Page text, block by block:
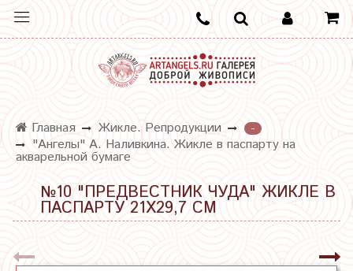
Главная Жикле. Репродукции
-
"Ангелы" А. Наливкина. Жикле в паспарту на
акварельной бумаге
№10 "ПРЕДВЕСТНИК ЧУДА" ЖИКЛЕ В
ПАСПАРТУ 21Х29,7 СМ